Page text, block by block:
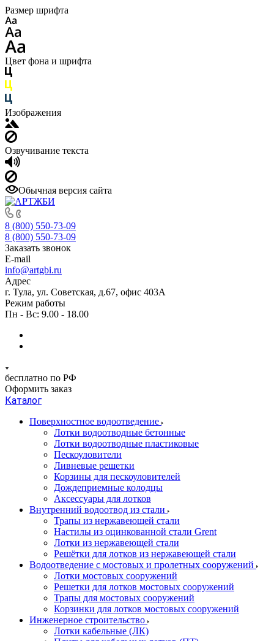
Размер шрифта
Цвет фона и шрифта
Изображения
Озвучивание текста
Обычная версия сайта
8 (800) 550-73-09
8 (800) 550-73-09
Заказать звонок
E-mail
info@artgbi.ru
Адрес
г. Тула, ул. Советская, д.67, офис 403А
Режим работы
Пн - Вс: 9.00 - 18.00
бесплатно по РФ
Оформить заказ
Каталог
Поверхностное водоотведение
Лотки водоотводные бетонные
Лотки водоотводные пластиковые
Пескоуловители
Ливневые решетки
Корзины для пескоуловителей
Дождеприемные колодцы
Аксессуары для лотков
Внутренний водоотвод из стали
Трапы из нержавеющей стали
Настилы из оцинкованной стали Grent
Лотки из нержавеющей стали
Решётки для лотков из нержавеющей стали
Водоотведение с мостовых и пролетных сооружений
Лотки мостовых сооружений
Решетки для лотков мостовых сооружений
Трапы для мостовых сооружений
Корзинки для лотков мостовых сооружений
Инженерное строительство
Лотки кабельные (ЛК)